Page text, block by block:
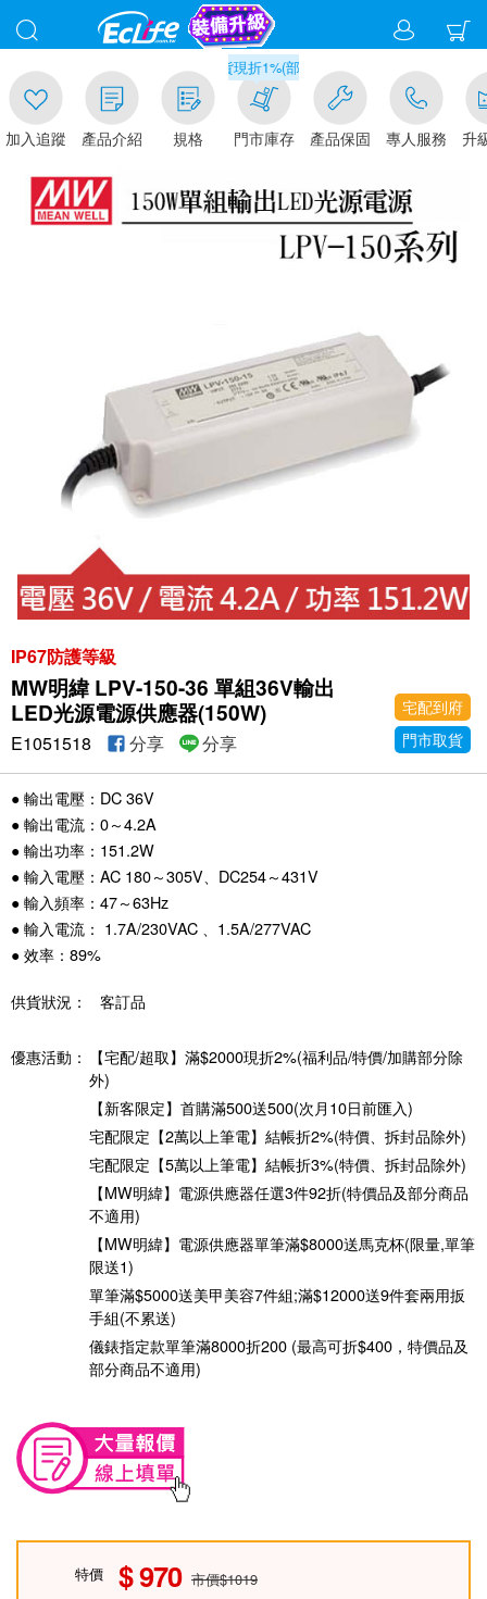
加入追蹤 產品介紹 規格
滿千元門市取貨現折1%(部分商品不適用)-請點我看
門市庫存 產品保固 專人服務 升
IP67防護等級
MW明緯 LPV-150-36 單組36V輸出
LED光源電源供應器(150W)
宅配到府
門市取貨
E1051518 分享 分享
● 輸出電壓：DC 36V
● 輸出電流：0～4.2A
● 輸出功率：151.2W
● 輸入電壓：AC 180～305V、DC254～431V
● 輸入頻率：47～63Hz
● 輸入電流： 1.7A/230VAC 、1.5A/277VAC
● 效率：89%
供貨狀況： 客訂品
優惠活動：
【宅配/超取】滿$2000現折2%(福利品/特價/加購部分除
外)
【新客限定】首購滿500送500(次月10日前匯入)
宅配限定【2萬以上筆電】結帳折2%(特價、拆封品除外)
宅配限定【5萬以上筆電】結帳折3%(特價、拆封品除外)
【MW明緯】電源供應器任選3件92折(特價品及部分商品
不適用)
【MW明緯】電源供應器單筆滿$8000送馬克杯(限量,單筆
限送1)
單筆滿$5000送美甲美容7件組;滿$12000送9件套兩用扳
手組(不累送)
儀錶指定款單筆滿8000折200 (最高可折$400，特價品及
部分商品不適用)
特價 970 市價$1019